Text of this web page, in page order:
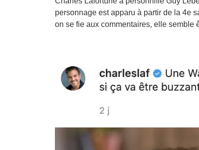
personnage est apparu à partir de la 4e
on se fie aux commentaires, elle semble